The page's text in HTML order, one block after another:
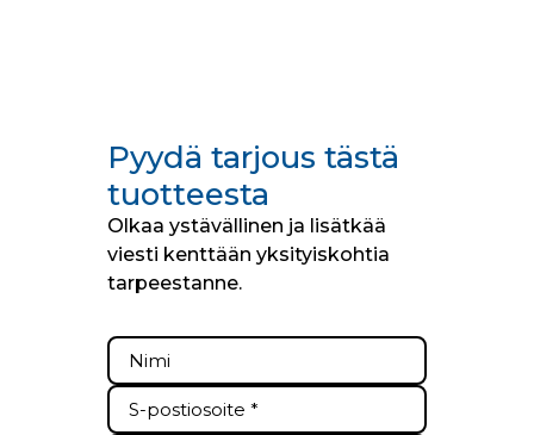
Pyydä tarjous tästä
tuotteesta
Olkaa ystävällinen ja lisätkää
viesti kenttään yksityiskohtia
tarpeestanne.